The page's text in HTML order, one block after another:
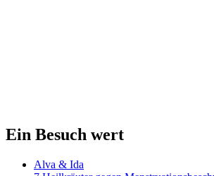
Ein Besuch wert
Alva & Ida